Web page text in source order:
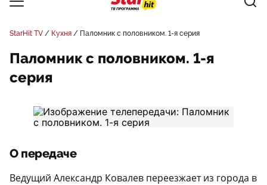
StarHit TV Кухня Паломник с половником. 1-я серия
Паломник с половником. 1-я
серия
О передаче
Ведущий Александр Ковалев переезжает из города в